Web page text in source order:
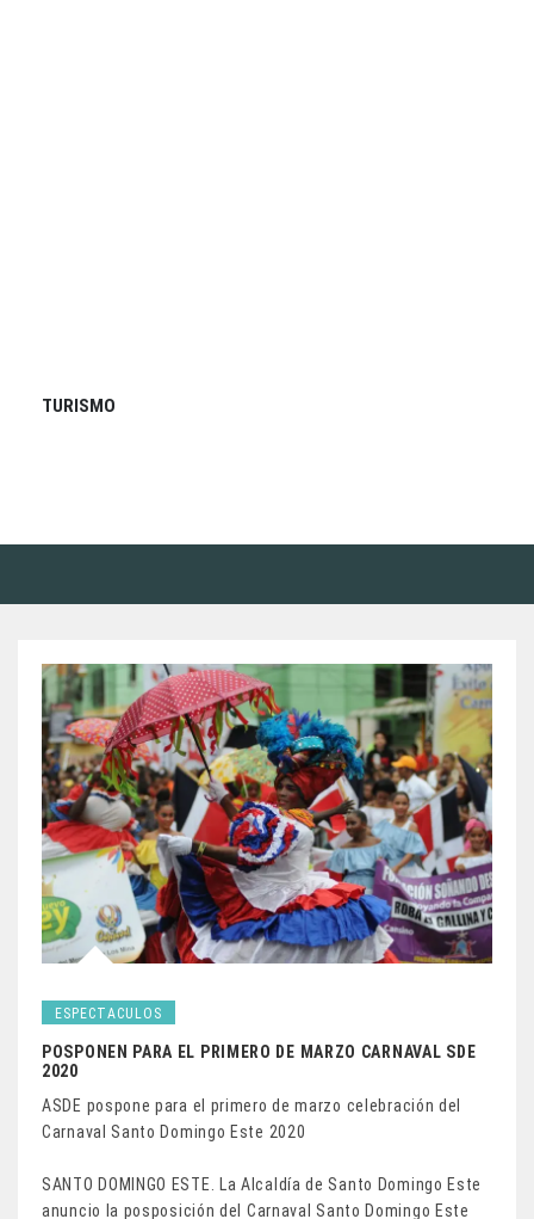
TURISMO
ESPECTACULOS
POSPONEN PARA EL PRIMERO DE MARZO CARNAVAL SDE
2020
ASDE pospone para el primero de marzo celebración del
Carnaval Santo Domingo Este 2020
SANTO DOMINGO ESTE. La Alcaldía de Santo Domingo Este
anuncio la posposición del Carnaval Santo Domingo Este